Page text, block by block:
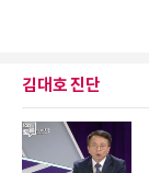
김대호 진단